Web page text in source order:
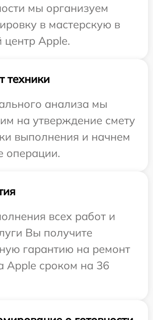
мы организуем
в мастерскую в
центр Apple.
техники
анализа мы
на утверждение смету
выполнения и начнем
операции.
всех работ и
Вы получите
гарантию на ремонт
Apple сроком на 36